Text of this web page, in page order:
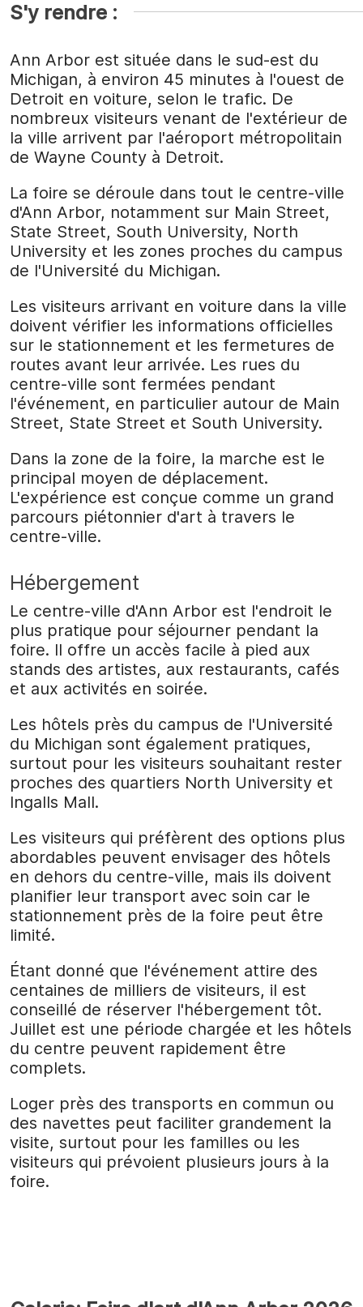
S'y rendre :
Ann Arbor est située dans le sud-est du
Michigan, à environ 45 minutes à l'ouest de
Detroit en voiture, selon le trafic. De
nombreux visiteurs venant de l'extérieur de
la ville arrivent par l'aéroport métropolitain
de Wayne County à Detroit.
La foire se déroule dans tout le centre-ville
d'Ann Arbor, notamment sur Main Street,
State Street, South University, North
University et les zones proches du campus
de l'Université du Michigan.
Les visiteurs arrivant en voiture dans la ville
doivent vérifier les informations officielles
sur le stationnement et les fermetures de
routes avant leur arrivée. Les rues du
centre-ville sont fermées pendant
l'événement, en particulier autour de Main
Street, State Street et South University.
Dans la zone de la foire, la marche est le
principal moyen de déplacement.
L'expérience est conçue comme un grand
parcours piétonnier d'art à travers le
centre-ville.
Hébergement
Le centre-ville d'Ann Arbor est l'endroit le
plus pratique pour séjourner pendant la
foire. Il offre un accès facile à pied aux
stands des artistes, aux restaurants, cafés
et aux activités en soirée.
Les hôtels près du campus de l'Université
du Michigan sont également pratiques,
surtout pour les visiteurs souhaitant rester
proches des quartiers North University et
Ingalls Mall.
Les visiteurs qui préfèrent des options plus
abordables peuvent envisager des hôtels
en dehors du centre-ville, mais ils doivent
planifier leur transport avec soin car le
stationnement près de la foire peut être
limité.
Étant donné que l'événement attire des
centaines de milliers de visiteurs, il est
conseillé de réserver l'hébergement tôt.
Juillet est une période chargée et les hôtels
du centre peuvent rapidement être
complets.
Loger près des transports en commun ou
des navettes peut faciliter grandement la
visite, surtout pour les familles ou les
visiteurs qui prévoient plusieurs jours à la
foire.